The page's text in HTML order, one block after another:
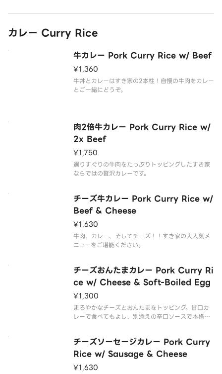
カレー Curry Rice
牛カレー Pork Curry Rice w/ Beef
¥1,360
牛丼とカレーはすき家の2本柱！自慢の牛肉をカレー
とご一緒にどうぞ。
肉2倍牛カレー Pork Curry Rice w/
2x Beef
¥1,750
選りすぐりの牛肉をたっぷりトッピングしたすき家
ならではの贅沢カレーです。
チーズ牛カレー Pork Curry Rice w/
Beef & Cheese
¥1,630
牛肉、カレー、そしてチーズ！！すき家の大人気メ
ニューをご堪能ください。
チーズおんたまカレー Pork Curry Ri
ce w/ Cheese & Soft-Boiled Egg
¥1,300
まろやかなチーズとおんたまをトッピング。甘口カ
レーで食べてもよし、別添えの辛口ソースで本格ス
チーズソーセージカレー Pork Curry
Rice w/ Sausage & Cheese
¥1,630